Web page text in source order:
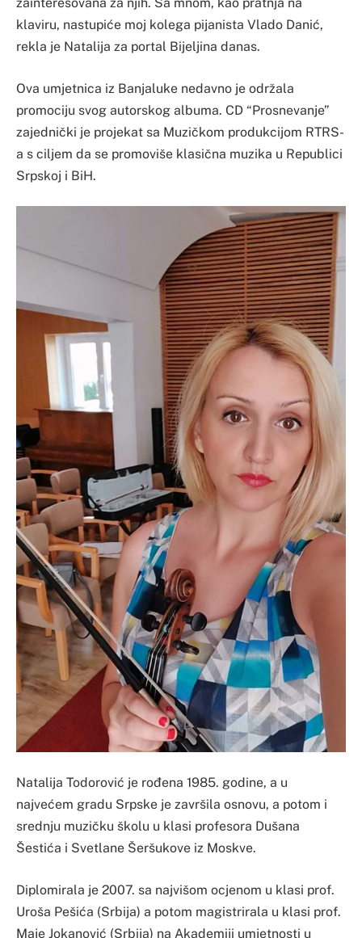
klaviru, nastupiće moj kolega pijanista Vlado Danić,
rekla je Natalija za portal Bijeljina danas.
Ova umjetnica iz Banjaluke nedavno je održala
promociju svog autorskog albuma. CD “Prosnevanje”
zajednički je projekat sa Muzičkom produkcijom RTRS-
a s ciljem da se promoviše klasična muzika u Republici
Srpskoj i BiH.
Natalija Todorović je rođena 1985. godine, a u
najvećem gradu Srpske je završila osnovu, a potom i
srednju muzičku školu u klasi profesora Dušana
Šestića i Svetlane Šeršukove iz Moskve.
Diplomirala je 2007. sa najvišom ocjenom u klasi prof.
Uroša Pešića (Srbija) a potom magistrirala u klasi prof.
Maje Jokanović (Srbija) na Akademiji umjetnosti u